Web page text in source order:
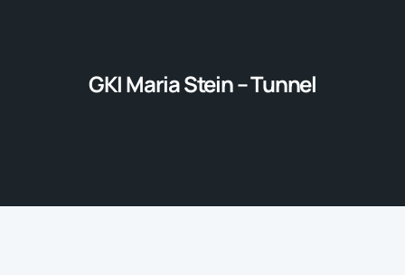
GKI Maria Stein – Tunnel